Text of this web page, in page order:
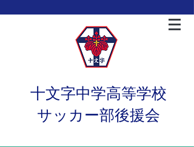
十文字中学高等学校
サッカー部後援会